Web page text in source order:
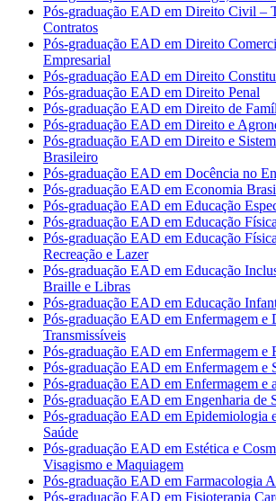
Pós-graduação EAD em Direito Civil –
Contratos
Pós-graduação EAD em Direito
Empresarial
Pós-graduação EAD em Direito
Pós-graduação EAD em Direito Penal
Pós-graduação EAD em Direito de
Pós-graduação EAD em Direito e
Pós-graduação EAD em Direito e
Brasileiro
Pós-graduação EAD em Docência no
Pós-graduação EAD em Economia
Pós-graduação EAD em Educação
Pós-graduação EAD em Educação
Pós-graduação EAD em Educação
Recreação e Lazer
Pós-graduação EAD em Educação
Braille e Libras
Pós-graduação EAD em Educação
Pós-graduação EAD em Enfermagem e
Transmissíveis
Pós-graduação EAD em Enfermagem e
Pós-graduação EAD em Enfermagem e
Pós-graduação EAD em Enfermagem e
Pós-graduação EAD em Engenharia de
Pós-graduação EAD em Epidemiologia
Saúde
Pós-graduação EAD em Estética e
Visagismo e Maquiagem
Pós-graduação EAD em Farmacologia
Pós-graduação EAD em Fisioterapia